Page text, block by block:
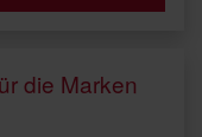
die Marken